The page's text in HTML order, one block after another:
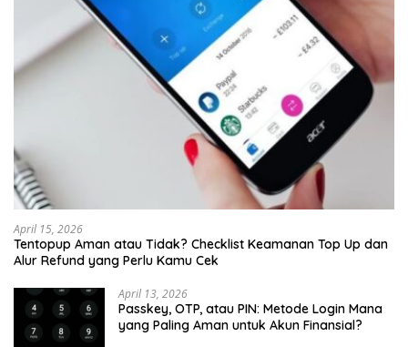
April 15, 2026
Tentopup Aman atau Tidak? Checklist Keamanan Top Up dan
Alur Refund yang Perlu Kamu Cek
April 13, 2026
Passkey, OTP, atau PIN: Metode Login Mana
yang Paling Aman untuk Akun Finansial?